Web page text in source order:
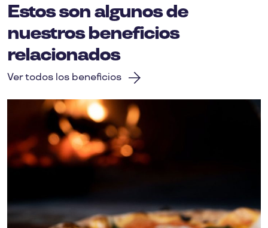
Estos son algunos de
nuestros beneficios
relacionados
Ver todos los beneficios